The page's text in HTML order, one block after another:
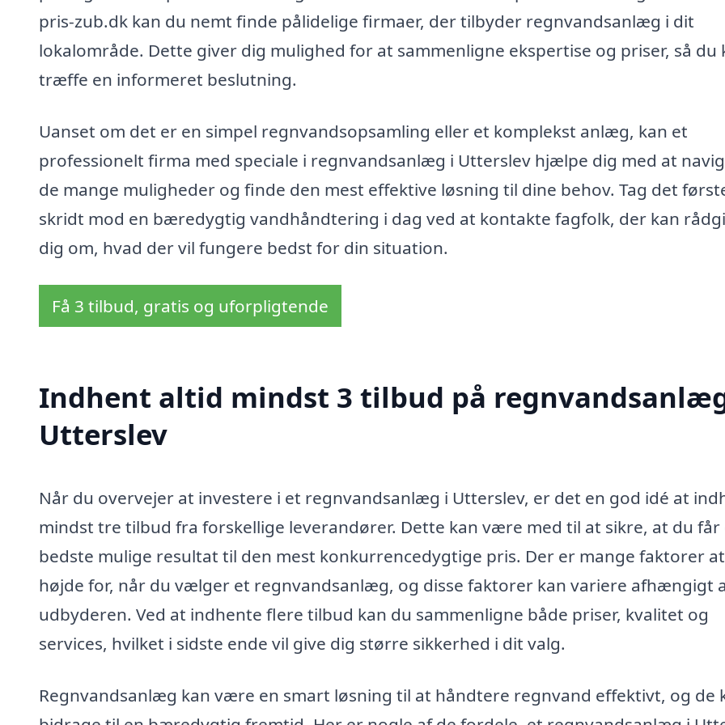
pris-zub.dk kan du nemt finde pålidelige firmaer, der tilbyder regnvandsanlæg i dit
lokalområde. Dette giver dig mulighed for at sammenligne ekspertise og priser, så du
træffe en informeret beslutning.
Uanset om det er en simpel regnvandsopsamling eller et komplekst anlæg, kan et
professionelt firma med speciale i regnvandsanlæg i Utterslev hjælpe dig med at
de mange muligheder og finde den mest effektive løsning til dine behov. Tag det
skridt mod en bæredygtig vandhåndtering i dag ved at kontakte fagfolk, der kan
dig om, hvad der vil fungere bedst for din situation.
Få 3 tilbud, gratis og uforpligtende
Indhent altid mindst 3 tilbud på
Utterslev
Når du overvejer at investere i et regnvandsanlæg i Utterslev, er det en god idé at
mindst tre tilbud fra forskellige leverandører. Dette kan være med til at sikre, at du får
bedste mulige resultat til den mest konkurrencedygtige pris. Der er mange faktorer
højde for, når du vælger et regnvandsanlæg, og disse faktorer kan variere afhængigt
udbyderen. Ved at indhente flere tilbud kan du sammenligne både priser, kvalitet og
services, hvilket i sidste ende vil give dig større sikkerhed i dit valg.
Regnvandsanlæg kan være en smart løsning til at håndtere regnvand effektivt, og de